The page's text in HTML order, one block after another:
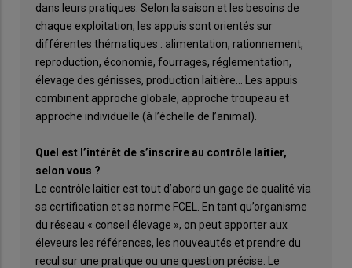
dans leurs pratiques. Selon la saison et les besoins de
chaque exploitation, les appuis sont orientés sur
différentes thématiques : alimentation, rationnement,
reproduction, économie, fourrages, réglementation,
élevage des génisses, production laitière… Les appuis
combinent approche globale, approche troupeau et
approche individuelle (à l’échelle de l’animal).
Quel est l’intérêt de s’inscrire au contrôle laitier,
selon vous ?
Le contrôle laitier est tout d’abord un gage de qualité via
sa certification et sa norme FCEL. En tant qu’organisme
du réseau « conseil élevage », on peut apporter aux
éleveurs les références, les nouveautés et prendre du
recul sur une pratique ou une question précise. Le